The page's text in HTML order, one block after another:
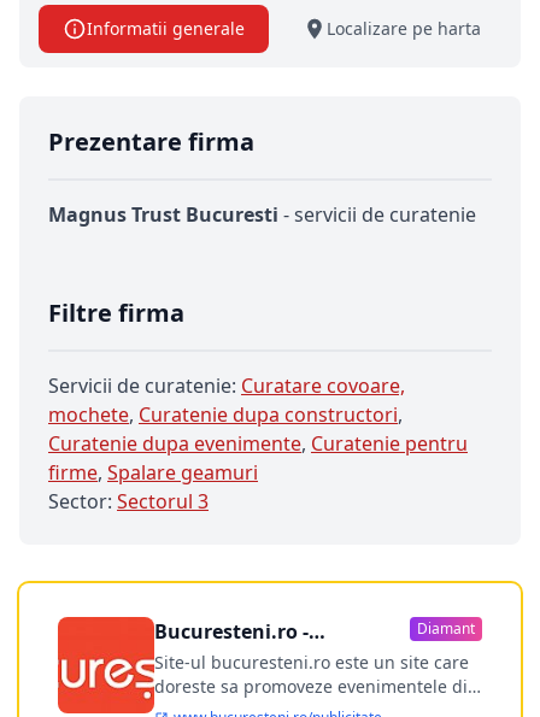
Informatii generale Localizare pe harta
Prezentare firma
Magnus Trust Bucuresti - servicii de curatenie
Filtre firma
Servicii de curatenie: Curatare covoare,
mochete, Curatenie dupa constructori,
Curatenie dupa evenimente, Curatenie pentru
firme, Spalare geamuri
Sector: Sectorul 3
Bucuresteni.ro -
publicitate online
Diamant
Site-ul bucuresteni.ro este un site care
doreste sa promoveze evenimentele din
Bucuresti si nu numai, sa puna la